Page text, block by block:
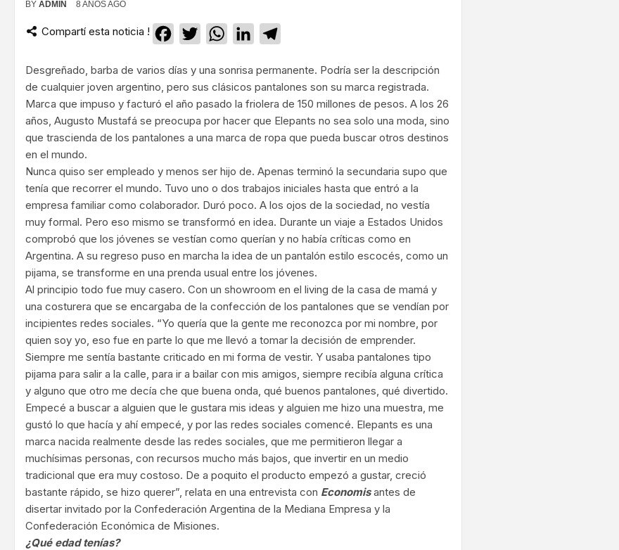
BY ADMIN 8 AÑOS AGO
Compartí esta noticia ! Facebook
TwitterWhatsApp
LinkedIn
Desgreñado, barba de varios días y una sonrisa permanente. Podría ser la descripción
de cualquier joven argentino, pero sus clásicos pantalones son su marca registrada.
Marca que impuso y facturó el año pasado la friolera de 150 millones de pesos. A los 26
años, Augusto Mustafá se preocupa por hacer que Elepants no sea solo una moda, sino
que trascienda de los pantalones a una marca de ropa que pueda buscar otros destinos
en el mundo.
Nunca quiso ser empleado y menos ser hijo de. Apenas terminó la secundaria supo que
tenía que recorrer el mundo. Tuvo uno o dos trabajos iniciales hasta que entró a la
empresa familiar como colaborador. Duró poco. A los ojos de la sociedad, no vestía
muy formal. Pero eso mismo se transformó en idea. Durante un viaje a Estados Unidos
comprobó que los jóvenes se vestían como querían y no había críticas como en
Argentina. A su regreso puso en marcha la idea de un pantalón estilo escocés, como un
pijama, se transforme en una prenda usual entre los jóvenes.
Al principio todo fue muy casero. Con un showroom en el living de la casa de mamá y
una costurera que se encargaba de la confección de los pantalones que se vendían por
incipientes redes sociales. “Yo quería que la gente me reconozca por mi nombre, por
quien soy yo, eso fue en parte lo que me llevó a tomar la decisión de emprender.
Siempre me sentía bastante criticado en mi forma de vestir. Y usaba pantalones tipo
pijama para salir a la calle, para ir a bailar con mis amigos, siempre recibía alguna crítica
y alguno que otro me decía che que buena onda, qué buenos pantalones, qué divertido.
Empecé a buscar a alguien que le gustara mis ideas y alguien me hizo una muestra, me
gustó lo que hacía y ahí empecé, y por las redes sociales comencé. Elepants es una
marca nacida realmente desde las redes sociales, que me permitieron llegar a
muchísimas personas, con recursos mucho más bajos, que invertir en un medio
tradicional que era muy costoso. De a poquito el producto empezó a gustar, creció
bastante rápido, se hizo querer”, relata en una entrevista con Economisantes de
disertar invitado por la Confederación Argentina de la Mediana Empresa y la
Confederación Económica de Misiones.
¿Qué edad tenías?